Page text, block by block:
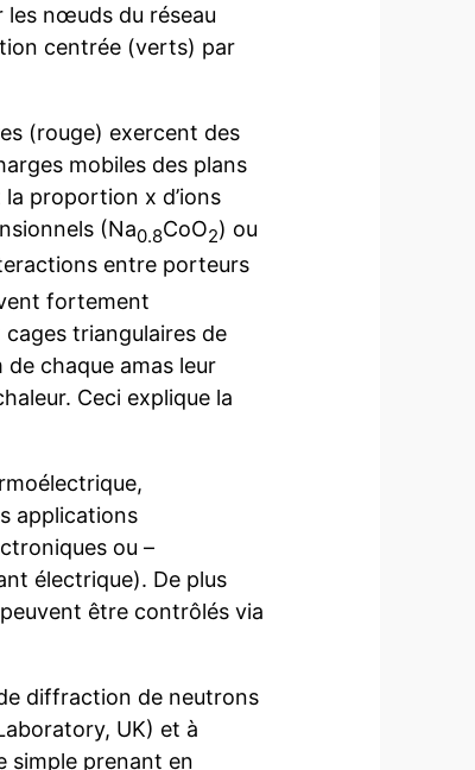
les nœuds du réseau
centrée (verts) par
(rouge) exercent des
mobiles des plans
proportion x d’ions
(Na0.8CoO2) ou
entre porteurs
fortement
triangulaires de
chaque amas leur
Ceci explique la
applications
ou –
électrique). De plus
être contrôlés via
diffraction de neutrons
UK) et à
simple prenant en